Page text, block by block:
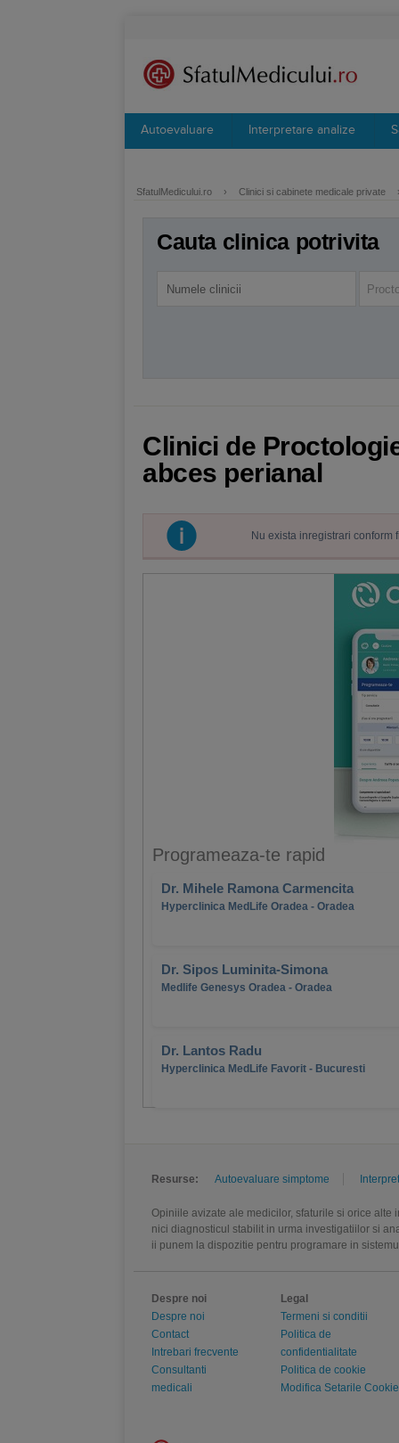
Autoevaluare Interpretare analize
SfatulMedicului.ro › Clinici si cabinete medicale private
Cauta clinica potrivita
Clinici de
abces perianal
Nu exista inregistrari
Programeaza-te rapid
Dr. Mihele Ramona Carmencita
Hyperclinica MedLife Oradea - Oradea
Dr. Sipos Luminita-Simona
Medlife Genesys Oradea - Oradea
Dr. Lantos Radu
Hyperclinica MedLife Favorit - Bucuresti
Resurse: Autoevaluare simptome
Opiniile avizate ale medicilor, sfaturile si orice
nici diagnosticul stabilit in urma investigatiilor si
ii punem la dispozitie pentru programare in
Despre noi
Despre noi
Contact
Intrebari frecvente
Consultanti
medicali
Legal
Termeni si conditii
Politica de
confidentialitate
Politica de cookie
Modifica Setarile Cookie